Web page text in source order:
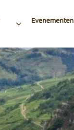
Evenementen